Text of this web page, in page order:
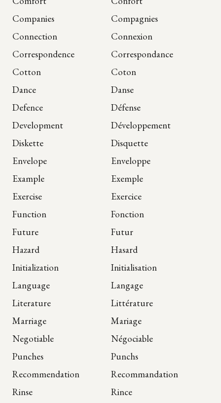
Companies
Compagnies
Connection
Connexion
Correspondence
Correspondance
Cotton
Coton
Dance
Danse
Defence
Défense
Development
Développement
Diskette
Disquette
Envelope
Enveloppe
Example
Exemple
Exercise
Exercice
Function
Fonction
Future
Futur
Hazard
Hasard
Initialization
Initialisation
Language
Langage
Literature
Littérature
Marriage
Mariage
Negotiable
Négociable
Punches
Punchs
Recommendation
Recommandation
Rinse
Rince